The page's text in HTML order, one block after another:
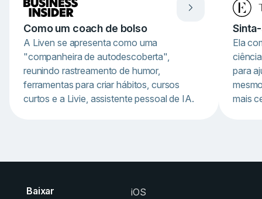
Como um coach de bolso
A Liven se apresenta como uma
"companheira de autodescoberta",
reunindo rastreamento de humor,
ferramentas para criar hábitos, cursos
curtos e a Livie, assistente pessoal de IA.
Ela
para
mais
Baixar
iOS